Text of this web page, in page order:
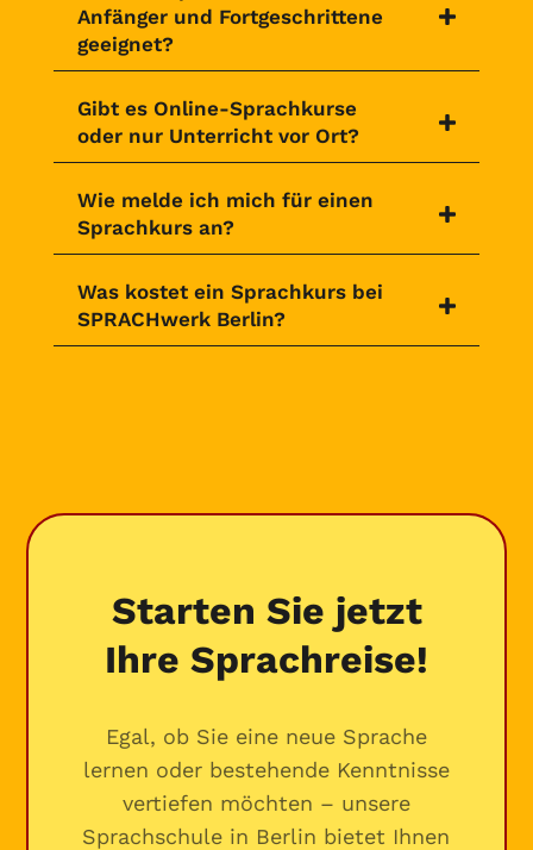
Anfänger und Fortgeschrittene
geeignet?
Gibt es Online-Sprachkurse
oder nur Unterricht vor Ort?
Wie melde ich mich für einen
Sprachkurs an?
Was kostet ein Sprachkurs bei
SPRACHwerk Berlin?
Starten Sie jetzt
Ihre Sprachreise!
Egal, ob Sie eine neue Sprache
lernen oder bestehende Kenntnisse
vertiefen möchten – unsere
Sprachschule in Berlin bietet Ihnen